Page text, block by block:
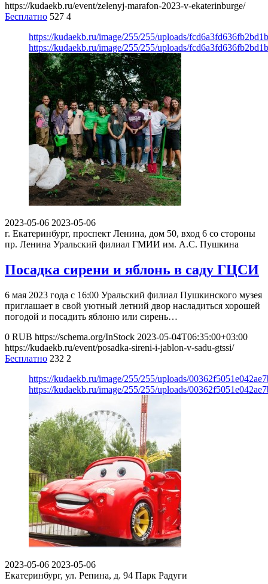
https://kudaekb.ru/event/zelenyj-marafon-2023-v-ekaterinburge/
Бесплатно 527 4
https://kudaekb.ru/image/255/255/uploads/
https://kudaekb.ru/image/255/255/uploads/
2023-05-06 2023-05-06
г. Екатеринбург, проспект Ленина, дом 50, вход 6 со стороны
пр. Ленина Уральский филиал ГМИИ им. А.С. Пушкина
Посадка сирени и яблонь в саду ГЦСИ
6 мая 2023 года с 16:00 Уральский филиал Пушкинского музея
приглашает в свой уютный летний двор насладиться хорошей
погодой и посадить яблоню или сирень…
0 RUB https://schema.org/InStock 2023-05-04T06:35:00+03:00
https://kudaekb.ru/event/posadka-sireni-i-jablon-v-sadu-gtssi/
Бесплатно 232 2
https://kudaekb.ru/image/255/255/uploads/
https://kudaekb.ru/image/255/255/uploads/
2023-05-06 2023-05-06
Екатеринбург, ул. Репина, д. 94 Парк Радуги